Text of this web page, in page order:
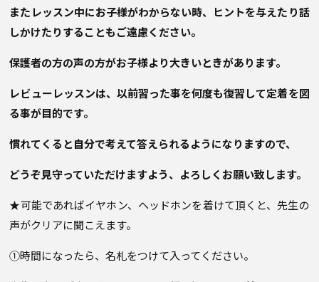
またレッスン中にお子様がわからない時、ヒントを与えたり話
しかけたりすることもご遠慮ください。
保護者の方の声の方がお子様より大きいときがあります。
レビューレッスンは、以前習った事を何度も復習して定着を図
る事が目的です。
慣れてくると自分で考えて答えられるようになりますので、
どうぞ見守っていただけますよう、 よろしくお願い致します。
★可能であればイヤホン、ヘッドホンを着けて頂くと、先生の
声がクリアに聞こえます。
①時間になったら、名札をつけて入ってください。